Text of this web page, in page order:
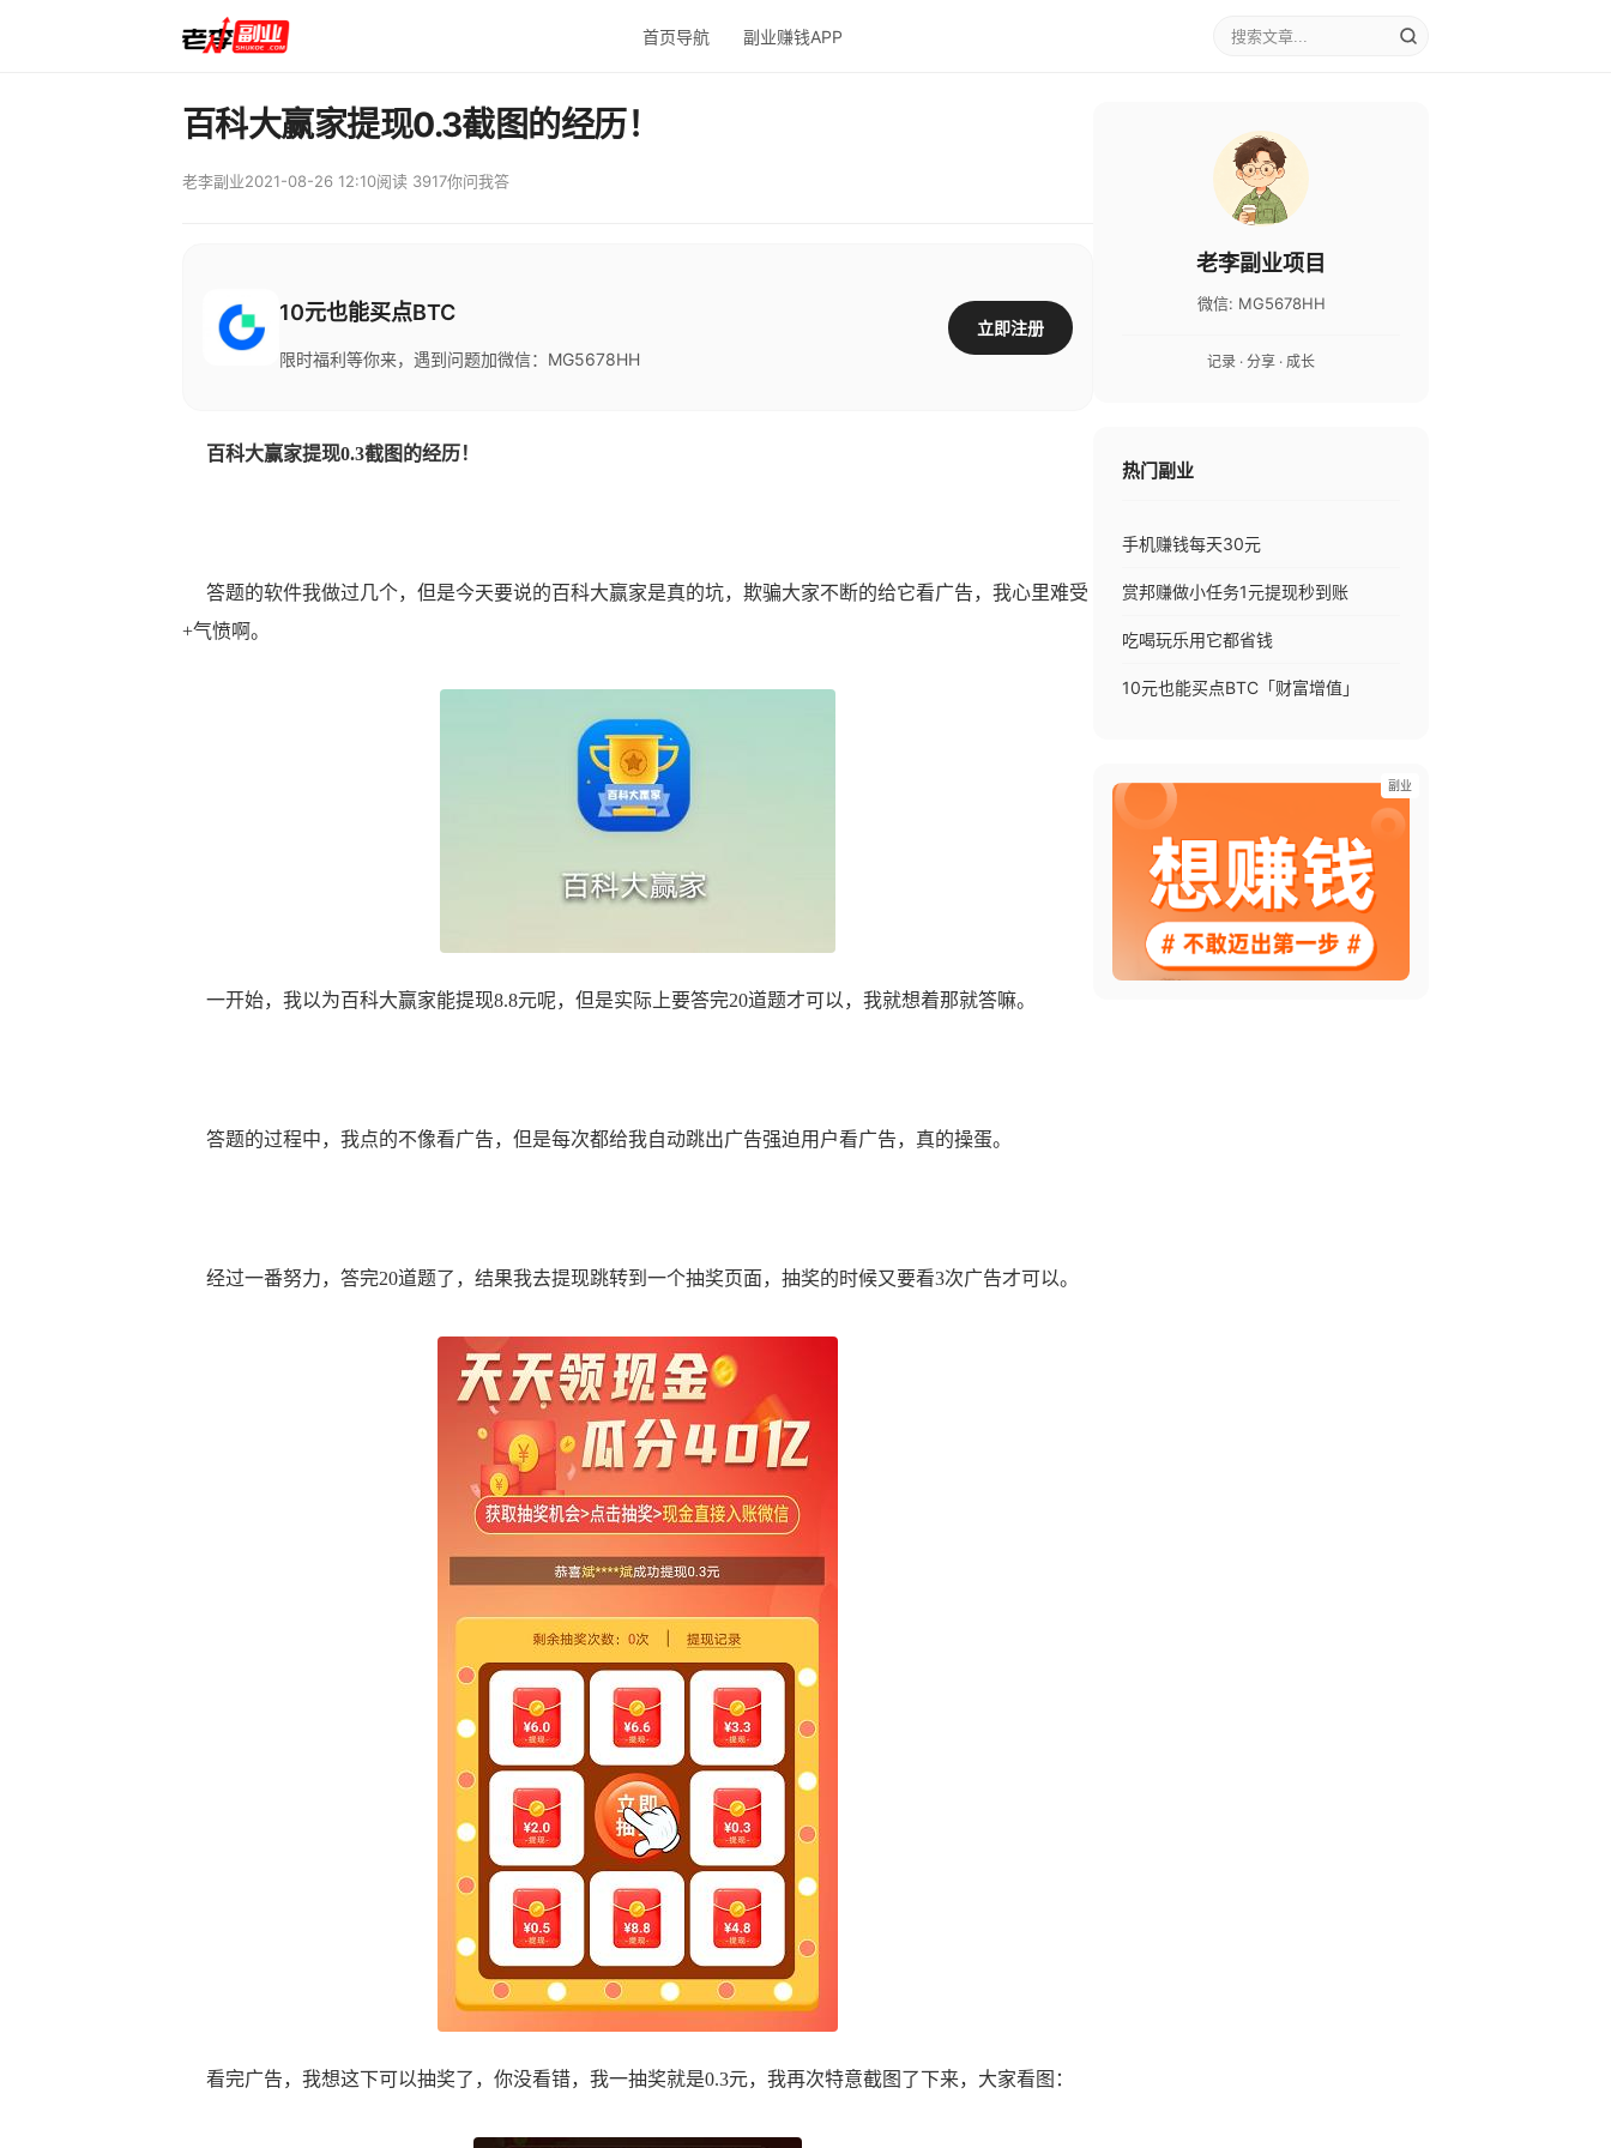
首页导航 副业赚钱APP
百科大赢家提现0.3截图的经历！
老李副业2021-08-26 12:10阅读 3917你问我答
10元也能买点BTC
限时福利等你来，遇到问题加微信：MG5678HH
立即注册
百科大赢家提现0.3截图的经历！
答题的软件我做过几个，但是今天要说的百科大赢家是真的坑，欺骗大家不断的给它看广告，我心里难受
+气愤啊。
一开始，我以为百科大赢家能提现8.8元呢，但是实际上要答完20道题才可以，我就想着那就答嘛。
答题的过程中，我点的不像看广告，但是每次都给我自动跳出广告强迫用户看广告，真的操蛋。
经过一番努力，答完20道题了，结果我去提现跳转到一个抽奖页面，抽奖的时候又要看3次广告才可以。
看完广告，我想这下可以抽奖了，你没看错，我一抽奖就是0.3元，我再次特意截图了下来，大家看图：
老李副业项目
微信: MG5678HH
记录 · 分享 · 成长
热门副业
手机赚钱每天30元
赏邦赚做小任务1元提现秒到账
吃喝玩乐用它都省钱
10元也能买点BTC「财富增值」
副业